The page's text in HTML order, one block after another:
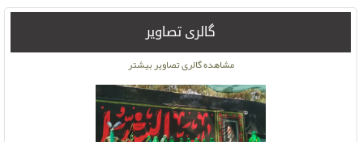
گالری تصاویر
مشاهده گالری تصاویر بیشتر